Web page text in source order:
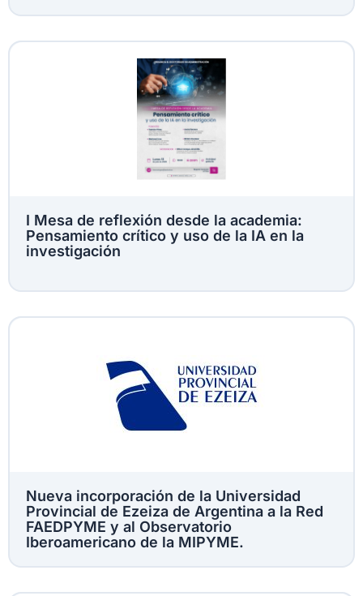
I Mesa de reflexión desde la academia:
Pensamiento crítico y uso de la IA en la
investigación
Nueva incorporación de la Universidad
Provincial de Ezeiza de Argentina a la Red
FAEDPYME y al Observatorio
Iberoamericano de la MIPYME.